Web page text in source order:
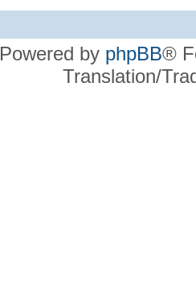
Powered by phpBB®
Translation/